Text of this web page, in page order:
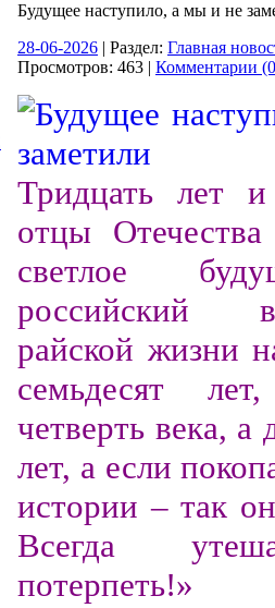
Будущее наступило, а мы и не
28-06-2026 | Раздел: Главная
Просмотров: 463 | Комментарии
Тридцать лет
отцы
светлое
российский
райской жизни
семьдесят
четверть века, а
лет, а если
истории – так
Всегда
потерпеть!»